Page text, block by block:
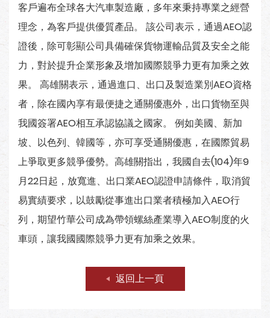
客戶遍布全球各大汽車製造廠，多年來秉持專業之經營
理念，為客戶提供優質產品。 該公司表示，通過AEO認
證後，除可彰顯公司具備確保貨物運輸品質及安全之能
力，對於提升企業形象及增加國際競爭力更有加乘之效
果。 高雄關表示，通過進口、出口及製造業別AEO資格
者，除在國內享有最便捷之通關優惠外，出口貨物至與
我國簽署AEO相互承認協議之國家。 例如美國、新加
坡、以色列、韓國等，亦可享受通關優惠，在國際貿易
上爭取更多競爭優勢。高雄關指出，我國自去(104)年9
月22日起，放寬進、出口業AEO認證申請條件，取消貿
易實績要求，以鼓勵從事進出口業者積極加入AEO行
列，期望竹華公司成為帶領螺絲產業導入AEO制度的火
車頭，讓我國國際競爭力更有加乘之效果。
返回上一頁